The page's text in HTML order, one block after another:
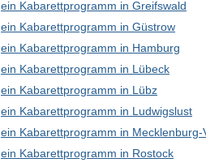
ein Kabarettprogramm in Greifswald
ein Kabarettprogramm in Güstrow
ein Kabarettprogramm in Hamburg
ein Kabarettprogramm in Lübeck
ein Kabarettprogramm in Lübz
ein Kabarettprogramm in Ludwigslust
ein Kabarettprogramm in
ein Kabarettprogramm in Rostock